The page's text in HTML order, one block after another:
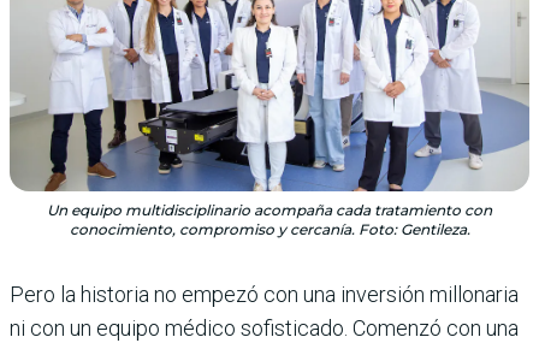
Un equipo multidisciplinario acompaña cada tratamiento con
conocimiento, compromiso y cercanía. Foto: Gentileza.
Pero la historia no empezó con una inversión millonaria
ni con un equipo médico sofisticado. Comenzó con una